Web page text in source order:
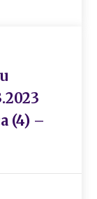
(4) –